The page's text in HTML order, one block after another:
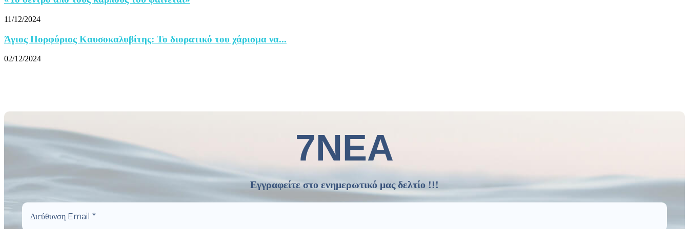
11/12/2024
Άγιος Πορφύριος Καυσοκαλυβίτης: Το διορατικό του χάρισμα να...
02/12/2024
7ΝΕΑ
Εγγραφείτε στο ενημερωτικό μας δελτίο !!!